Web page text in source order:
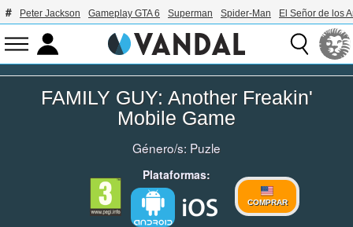
Peter Jackson Gameplay GTA 6 Superman Spider-Man El Señor de los
FAMILY GUY: Another Freakin'
Mobile Game
Género/s: Puzle
Plataformas:
COMPRAR